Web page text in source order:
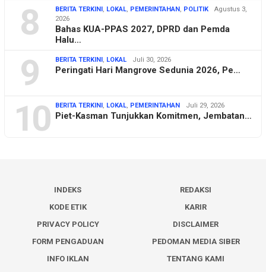
8 BERITA TERKINI, LOKAL, PEMERINTAHAN, POLITIK
Agustus 3,
2026
Bahas KUA-PPAS 2027, DPRD dan Pemda
Halu…
9 BERITA TERKINI, LOKAL Juli 30, 2026
Peringati Hari Mangrove Sedunia 2026, Pe…
10 BERITA TERKINI, LOKAL, PEMERINTAHAN Juli 29, 2026
Piet-Kasman Tunjukkan Komitmen, Jembatan…
INDEKS
REDAKSI
KODE ETIK
KARIR
PRIVACY POLICY
DISCLAIMER
FORM PENGADUAN
PEDOMAN MEDIA SIBER
INFO IKLAN
TENTANG KAMI